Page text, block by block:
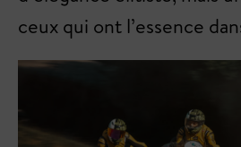
ceux qui ont l’essence